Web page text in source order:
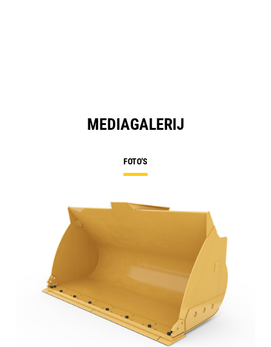
MEDIAGALERIJ
FOTO'S